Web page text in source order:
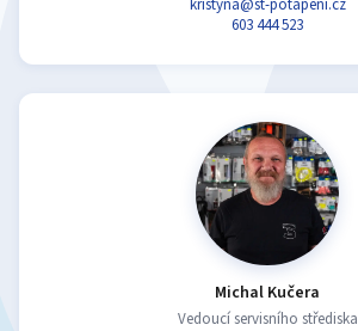
603 444 523
Michal Kučera
Vedoucí servisního střediska